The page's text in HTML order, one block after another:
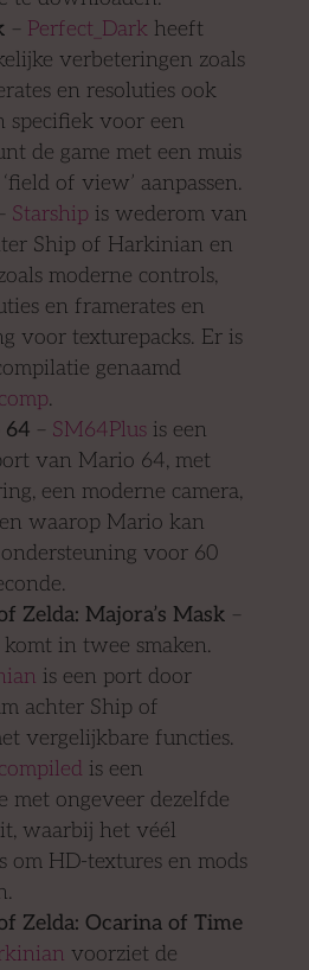
– Perfect_Darkheeft
verbeteringen zoals
en resoluties ook
specifiek voor een
de game met een muis
of view’ aanpassen.
Starship is wederom van
Ship of Harkinian en
moderne controls,
en framerates en
voor texturepacks. Er is
genaamd
.
64 – SM64Plusis een
van Mario 64, met
een moderne camera,
waarop Mario kan
voor 60
Zelda: Majora’s Mask –
in twee smaken.
is een port door
achter Ship of
vergelijkbare functies.
is een
met ongeveer dezelfde
waarbij het véél
om HD-textures en mods
Zelda: Ocarina of Time
voorziet de